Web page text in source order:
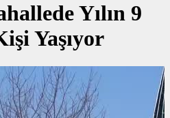
Yılın 9
Yaşıyor